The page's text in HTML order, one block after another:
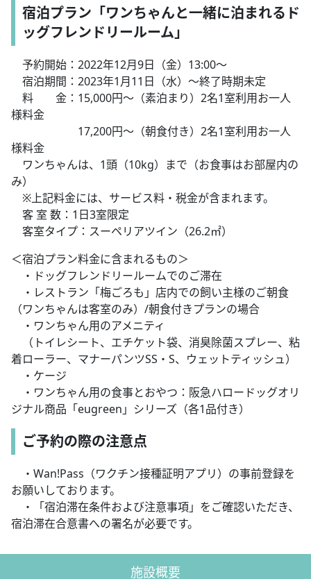
宿泊プラン「ワンちゃんと一緒に泊まれるド
ッグフレンドリールーム」
予約開始：2022年12月9日（金）13:00～
宿泊期間：2023年1月11日（水）～終了時期未定
料 金：15,000円～（素泊まり）2名1室利用お一人
様料金
17,200円～（朝食付き）2名1室利用お一人
様料金
ワンちゃんは、1頭（10kg）まで（お食事はお部屋内の
み）
※上記料金には、サービス料・税金が含まれます。
客 室 数：1日3室限定
客室タイプ：スーペリアツイン（26.2㎡）
＜宿泊プラン料金に含まれるもの＞
・ドッグフレンドリールームでのご滞在
・レストラン「梅ごろも」店内での飼い主様のご朝食
（ワンちゃんは客室のみ）/朝食付きプランの場合
・ワンちゃん用のアメニティ
（トイレシート、エチケット袋、消臭除菌スプレー、粘
着ローラー、マナーパンツSS・S、ウェットティッシュ）
・ケージ
・ワンちゃん用の食事とおやつ：阪急ハロードッグオリ
ジナル商品「eugreen」シリーズ（各1品付き）
ご予約の際の注意点
・Wan!Pass（ワクチン接種証明アプリ）の事前登録を
お願いしております。
・「宿泊滞在条件および注意事項」をご確認いただき、
宿泊滞在合意書への署名が必要です。
施設概要